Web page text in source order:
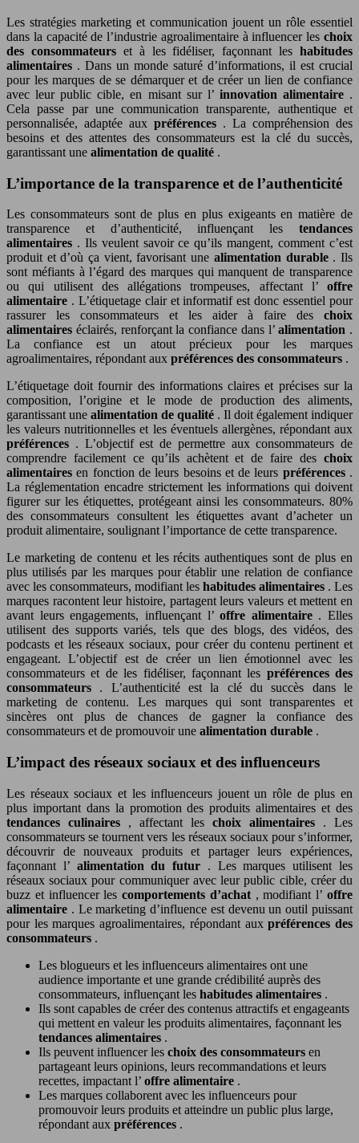
Les stratégies marketing et communication jouent un rôle essentiel
dans la capacité de l’industrie agroalimentaire à influencer les choix
des consommateurs et à les fidéliser, façonnant les habitudes
alimentaires . Dans un monde saturé d’informations, il est crucial
pour les marques de se démarquer et de créer un lien de confiance
avec leur public cible, en misant sur l’ innovation alimentaire .
Cela passe par une communication transparente, authentique et
personnalisée, adaptée aux préférences . La compréhension des
besoins et des attentes des consommateurs est la clé du succès,
garantissant une alimentation de qualité .
L’importance de la transparence et de l’authenticité
Les consommateurs sont de plus en plus exigeants en matière de
transparence et d’authenticité, influençant les tendances
alimentaires . Ils veulent savoir ce qu’ils mangent, comment c’est
produit et d’où ça vient, favorisant une alimentation durable . Ils
sont méfiants à l’égard des marques qui manquent de transparence
ou qui utilisent des allégations trompeuses, affectant l’ offre
alimentaire . L’étiquetage clair et informatif est donc essentiel pour
rassurer les consommateurs et les aider à faire des choix
alimentaires éclairés, renforçant la confiance dans l’alimentation .
La confiance est un atout précieux pour les marques
agroalimentaires, répondant aux préférences des consommateurs .
L’étiquetage doit fournir des informations claires et précises sur la
composition, l’origine et le mode de production des aliments,
garantissant une alimentation de qualité . Il doit également indiquer
les valeurs nutritionnelles et les éventuels allergènes, répondant aux
préférences . L’objectif est de permettre aux consommateurs de
comprendre facilement ce qu’ils achètent et de faire des choix
alimentairesen fonction de leurs besoins et de leurs préférences .
La réglementation encadre strictement les informations qui doivent
figurer sur les étiquettes, protégeant ainsi les consommateurs. 80%
des consommateurs consultent les étiquettes avant d’acheter un
produit alimentaire, soulignant l’importance de cette transparence.
Le marketing de contenu et les récits authentiques sont de plus en
plus utilisés par les marques pour établir une relation de confiance
avec les consommateurs, modifiant les habitudes alimentaires . Les
marques racontent leur histoire, partagent leurs valeurs et mettent en
avant leurs engagements, influençant l’offre alimentaire . Elles
utilisent des supports variés, tels que des blogs, des vidéos, des
podcasts et les réseaux sociaux, pour créer du contenu pertinent et
engageant. L’objectif est de créer un lien émotionnel avec les
consommateurs et de les fidéliser, façonnant les préférences des
consommateurs . L’authenticité est la clé du succès dans le
marketing de contenu. Les marques qui sont transparentes et
sincères ont plus de chances de gagner la confiance des
consommateurs et de promouvoir une alimentation durable .
L’impact des réseaux sociaux et des influenceurs
Les réseaux sociaux et les influenceurs jouent un rôle de plus en
plus important dans la promotion des produits alimentaires et des
tendances culinaires , affectant les choix alimentaires . Les
consommateurs se tournent vers les réseaux sociaux pour s’informer,
découvrir de nouveaux produits et partager leurs expériences,
façonnant l’ alimentation du futur . Les marques utilisent les
réseaux sociaux pour communiquer avec leur public cible, créer du
buzz et influencer lescomportements d’achat , modifiant l’offre
alimentaire . Le marketing d’influence est devenu un outil puissant
pour les marques agroalimentaires, répondant auxpréférences des
consommateurs .
Les blogueurs et les influenceurs alimentaires ont une
audience importante et une grande crédibilité auprès des
consommateurs, influençant les habitudes alimentaires .
Ils sont capables de créer des contenus attractifs et engageants
qui mettent en valeur les produits alimentaires, façonnant les
tendances alimentaires .
Ils peuvent influencer les choix des consommateurs en
partageant leurs opinions, leurs recommandations et leurs
recettes, impactant l’ offre alimentaire .
Les marques collaborent avec les influenceurs pour
promouvoir leurs produits et atteindre un public plus large,
répondant aux préférences .